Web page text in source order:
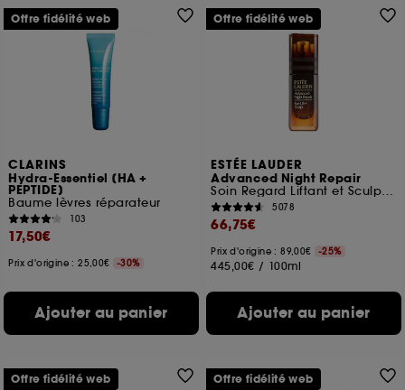
CLARINS
Hydra-Essentiel [HA +
PEPTIDE]
Baume lèvres réparateur
103
17,50€
Prix d'origine : 25,00€ -30%
Ajouter au panier
Offre fidélité web
ESTÉE LAUDER
Advanced Night Repair
Soin Regard Liftant et Sculptant
5078
66,75€
Prix d'origine : 89,00€ -25%
445,00€ / 100ml
Ajouter au panier
Offre fidélité web
Offre fidélité web Offre fidélité web